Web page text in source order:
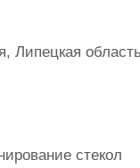
Липецкая
стекол